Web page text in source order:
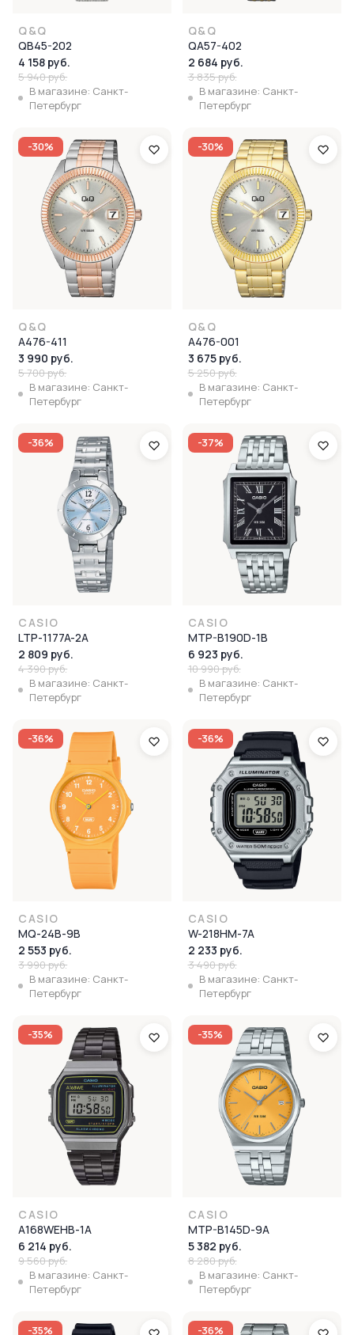
Q&Q
QB45-202
4 158 руб.
5 940 руб.
В магазине: Санкт-
Петербург
Q&Q
QA57-402
2 684 руб.
3 835 руб.
В магазине: Санкт-
Петербург
-30%
Q&Q
A476-411
3 990 руб.
5 700 руб.
В магазине: Санкт-
Петербург
-30%
Q&Q
A476-001
3 675 руб.
5 250 руб.
В магазине: Санкт-
Петербург
-36%
CASIO
LTP-1177A-2A
2 809 руб.
4 390 руб.
В магазине: Санкт-
Петербург
-37%
CASIO
MTP-B190D-1B
6 923 руб.
10 990 руб.
В магазине: Санкт-
Петербург
-36%
CASIO
MQ-24B-9B
2 553 руб.
3 990 руб.
В магазине: Санкт-
Петербург
-36%
CASIO
W-218HM-7A
2 233 руб.
3 490 руб.
В магазине: Санкт-
Петербург
-35%
CASIO
A168WEHB-1A
6 214 руб.
9 560 руб.
В магазине: Санкт-
Петербург
-35%
CASIO
MTP-B145D-9A
5 382 руб.
8 280 руб.
В магазине: Санкт-
Петербург
-35% -36%